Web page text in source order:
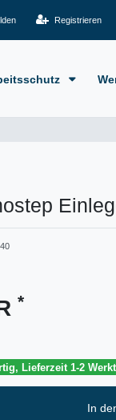
Registrieren
*
Lieferzeit 1-2
In